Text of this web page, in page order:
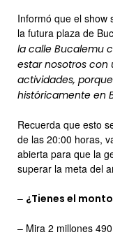
Informó que el show
la futura plaza de
la calle Bucalemu
estar nosotros con
actividades,
históricamente en
Recuerda que esto
de las 20:00 horas,
abierta para que la
superar la meta del
– ¿Tienes el
– Mira 2 millones